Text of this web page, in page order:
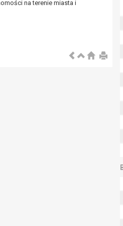
na terenie miasta i
(Dz.U. z 2017r., poz. 1875 ze zm.)
Gminy;
i celu określonym w treści zgody.
odbiorcom lub kategoriom
z terminami archiwizacji
czasu wycofania tej zgody.
do realizacji zawartej
na przetwarzanie danych po
z umowy o dofinansowanie